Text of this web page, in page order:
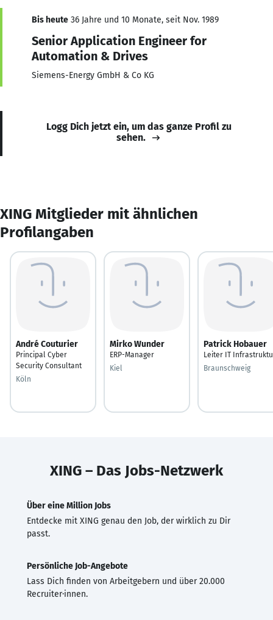
Bis heute 36 Jahre und 10 Monate, seit Nov. 1989
Senior Application Engineer for
Automation & Drives
Siemens-Energy GmbH & Co KG
Logg Dich jetzt ein, um das ganze Profil zu
sehen.
XING Mitglieder mit ähnlichen
Profilangaben
André Couturier
Principal Cyber
Security Consultant
Köln
Mirko Wunder
ERP-Manager
Kiel
Patrick Hobauer
Leiter IT
Braunschweig
XING – Das Jobs-Netzwerk
Über eine Million Jobs
Entdecke mit XING genau den Job, der wirklich zu Dir
passt.
Persönliche Job-Angebote
Lass Dich finden von Arbeitgebern und über 20.000
Recruiter·innen.